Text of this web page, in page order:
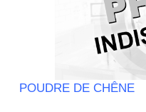
POUDRE DE CHÊNE